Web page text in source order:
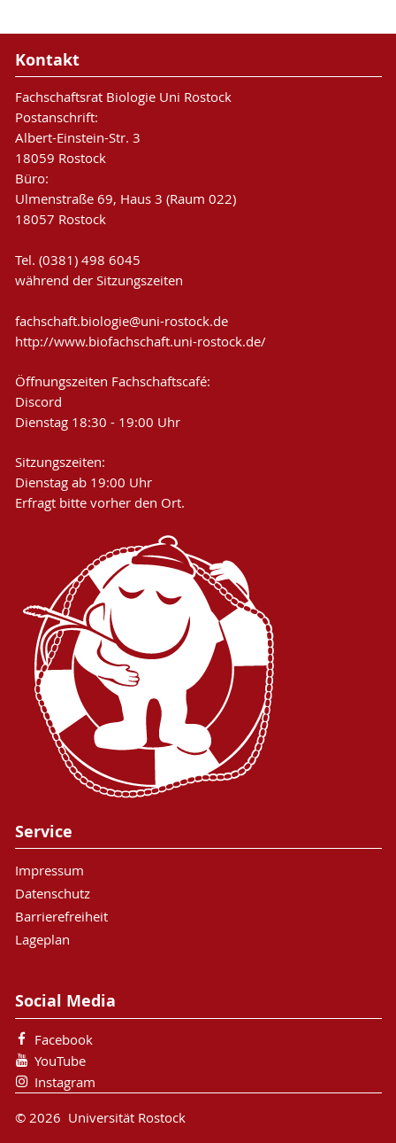
Kontakt
Fachschaftsrat Biologie Uni Rostock
Postanschrift:
Albert-Einstein-Str. 3
18059 Rostock
Büro:
Ulmenstraße 69, Haus 3 (Raum 022)
18057 Rostock
Tel. (0381) 498 6045
während der Sitzungszeiten
fachschaft.biologie@uni-rostock.de
http://www.biofachschaft.uni-rostock.de/
Öffnungszeiten Fachschaftscafé:
Discord
Dienstag 18:30 - 19:00 Uhr
Sitzungszeiten:
Dienstag ab 19:00 Uhr
Erfragt bitte vorher den Ort.
Service
Impressum
Datenschutz
Barrierefreiheit
Lageplan
Social Media
Facebook
YouTube
Instagram
© 2026 Universität Rostock